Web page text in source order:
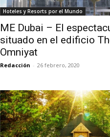
Hoteles y Resorts por el Mundo
ME Dubai – El
situado en el edificio
Omniyat
Redacción - 26 febrero, 2020